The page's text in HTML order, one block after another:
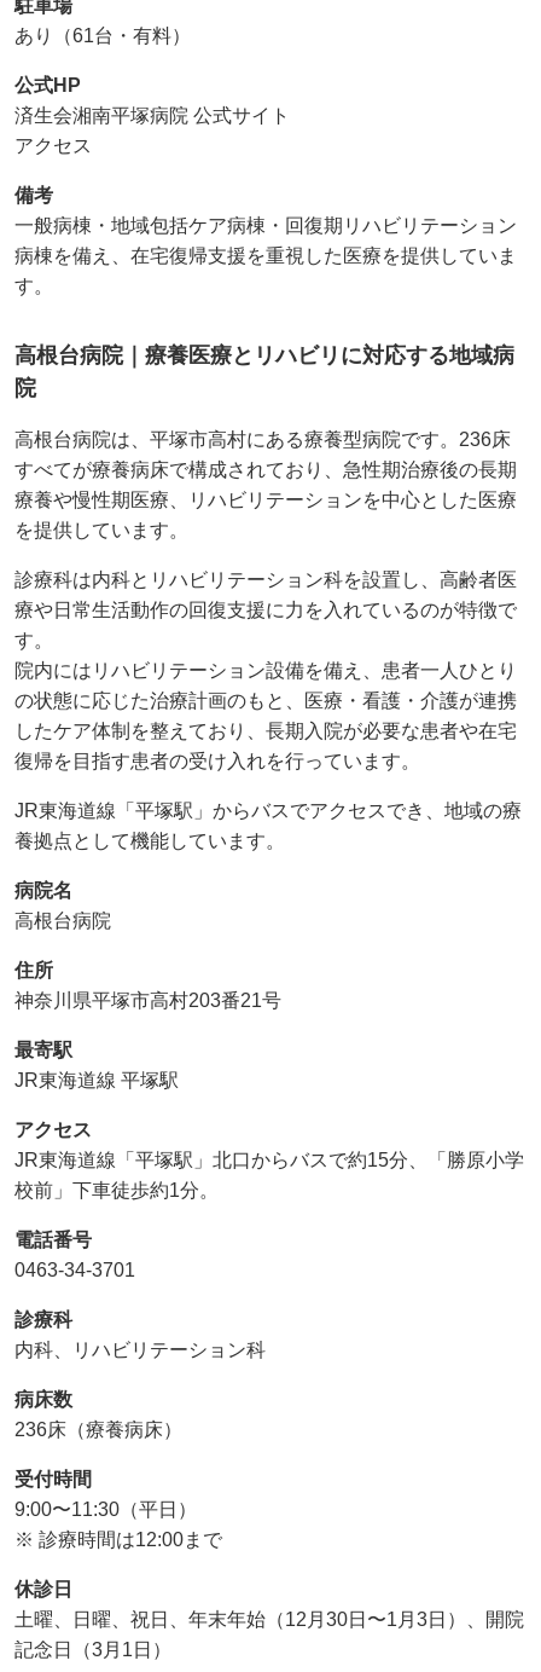
駐車場
あり（61台・有料）
公式HP
済生会湘南平塚病院 公式サイト
アクセス
備考
一般病棟・地域包括ケア病棟・回復期リハビリテーション
病棟を備え、在宅復帰支援を重視した医療を提供していま
す。
高根台病院｜療養医療とリハビリに対応する地域病
院
高根台病院は、平塚市高村にある療養型病院です。236床
すべてが療養病床で構成されており、急性期治療後の長期
療養や慢性期医療、リハビリテーションを中心とした医療
を提供しています。
診療科は内科とリハビリテーション科を設置し、高齢者医
療や日常生活動作の回復支援に力を入れているのが特徴で
す。
院内にはリハビリテーション設備を備え、患者一人ひとり
の状態に応じた治療計画のもと、医療・看護・介護が連携
したケア体制を整えており、長期入院が必要な患者や在宅
復帰を目指す患者の受け入れを行っています。
JR東海道線「平塚駅」からバスでアクセスでき、地域の療
養拠点として機能しています。
病院名
高根台病院
住所
神奈川県平塚市高村203番21号
最寄駅
JR東海道線 平塚駅
アクセス
JR東海道線「平塚駅」北口からバスで約15分、「勝原小学
校前」下車徒歩約1分。
電話番号
0463-34-3701
診療科
内科、リハビリテーション科
病床数
236床（療養病床）
受付時間
9:00〜11:30（平日）
※ 診療時間は12:00まで
休診日
土曜、日曜、祝日、年末年始（12月30日〜1月3日）、開院
記念日（3月1日）